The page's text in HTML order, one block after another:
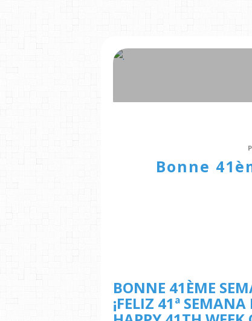
Bonne
BONNE 41ÈME
¡FELIZ 41ª